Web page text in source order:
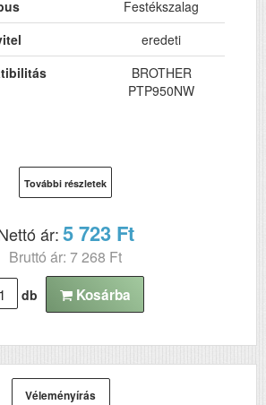
Festékszalag
eredeti
BROTHER
PTP950NW
További részletek
ár:5 723 Ft
Bruttó ár: 7 268 Ft
db Kosárba
Véleményírás